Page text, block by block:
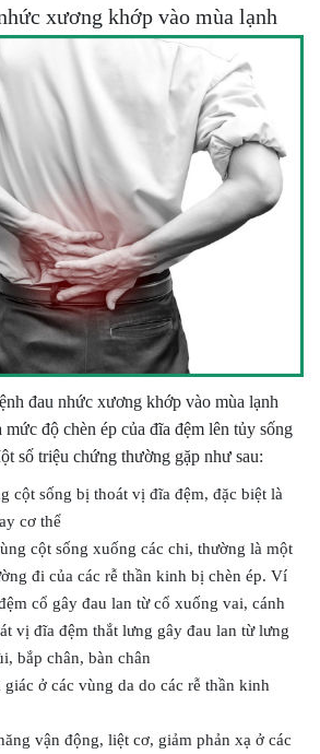
xương khớp vào mùa lạnh
đau nhức xương khớp vào mùa lạnh
độ chèn ép của đĩa đệm lên tủy sống
số triệu chứng thường gặp như sau:
cột sống bị thoát vị đĩa đệm, đặc biệt là
cơ thể
cột sống xuống các chi, thường là một
đi của các rễ thần kinh bị chèn ép. Ví
cổ gây đau lan từ cổ xuống vai, cánh
vị đĩa đệm thắt lưng gây đau lan từ lưng
bắp chân, bàn chân
ở các vùng da do các rễ thần kinh
vận động, liệt cơ, giảm phản xạ ở các